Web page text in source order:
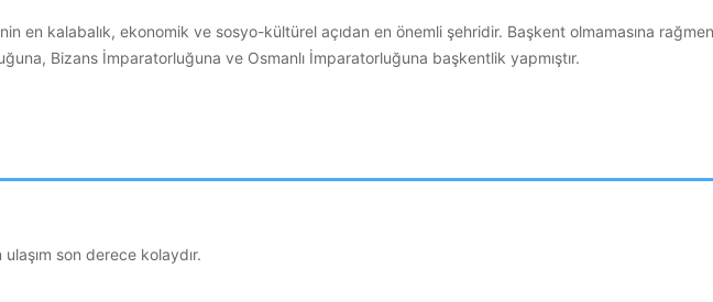
en kalabalık, ekonomik ve sosyo-kültürel açıdan en önemli şehridir. Başkent olmamasına
Bizans İmparatorluğuna ve Osmanlı İmparatorluğuna başkentlik yapmıştır.
son derece kolaydır.